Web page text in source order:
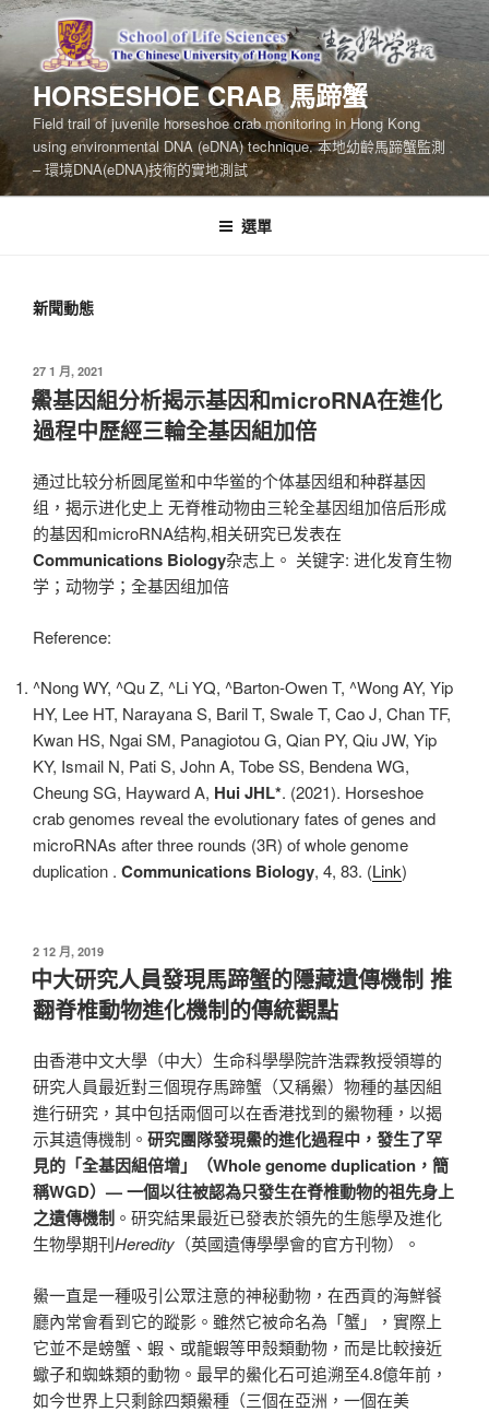
跳
至
內
容
HORSESHOE CRAB 馬蹄蟹
Field trail of juvenile horseshoe crab monitoring in Hong Kong
using environmental DNA (eDNA) technique. 本地幼齡馬蹄蟹監測
– 環境DNA(eDNA)技術的實地測試
選單
新聞動態
發
表
於
27 1 月, 2021
鱟基因組分析揭示基因和microRNA在進化
過程中歷經三輪全基因組加倍
通过比较分析圆尾鲎和中华鲎的个体基因组和种群基因
组，揭示进化史上 无脊椎动物由三轮全基因组加倍后形成
的基因和microRNA结构,相关研究已发表在
Communications Biology杂志上。 关键字: 进化发育生物
学；动物学；全基因组加倍
Reference:
^Nong WY, ^Qu Z, ^Li YQ, ^Barton-Owen T, ^Wong AY, Yip
HY, Lee HT, Narayana S, Baril T, Swale T, Cao J, Chan TF,
Kwan HS, Ngai SM, Panagiotou G, Qian PY, Qiu JW, Yip
KY, Ismail N, Pati S, John A, Tobe SS, Bendena WG,
Cheung SG, Hayward A, Hui JHL*. (2021). Horseshoe
crab genomes reveal the evolutionary fates of genes and
microRNAs after three rounds (3R) of whole genome
duplication . Communications Biology, 4, 83. (Link)
發
表
於
2 12 月, 2019
中大研究人員發現馬蹄蟹的隱藏遺傳機制 推
翻脊椎動物進化機制的傳統觀點
由香港中文大學（中大）生命科學學院許浩霖教授領導的
研究人員最近對三個現存馬蹄蟹（又稱鱟）物種的基因組
進行研究，其中包括兩個可以在香港找到的鱟物種，以揭
示其遺傳機制。 研究團隊發現鱟的進化過程中，發生了罕
見的 「全基因組倍增」（Whole genome duplication ，簡
稱WGD） —一個以往被認為只發生在脊椎動物的祖先身上
之遺傳機制 。研究結果最近已發表於領先的生態學及進化
生物學期刊Heredity （英國遺傳學學會的官方刊物）。
鱟一直是一種吸引公眾注意的神秘動物，在西貢的海鮮餐
廳內常會看到它的蹤影。雖然它被命名為「蟹」，實際上
它並不是螃蟹、蝦、或龍蝦等甲殼類動物，而是比較接近
蠍子和蜘蛛類的動物。最早的鱟化石可追溯至4.8億年前，
如今世界上只剩餘四類鱟種（三個在亞洲，一個在美